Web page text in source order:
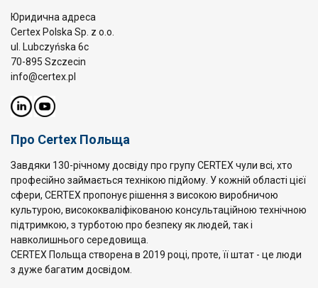
Юридична адреса
Certex Polska Sp. z o.o.
ul. Lubczyńska 6c
70-895 Szczecin
info@certex.pl
Про Certex Польща
Завдяки 130-річному досвіду про групу CERTEX чули всі, хто
професійно займається технікою підйому. У кожній області цієї
сфери, CERTEX пропонує рішення з високою виробничою
культурою, висококваліфікованою консультаційною технічною
підтримкою, з турботою про безпеку як людей, так і
навколишнього середовища.
CERTEX Польща створена в 2019 році, проте, її штат - це люди
з дуже багатим досвідом.